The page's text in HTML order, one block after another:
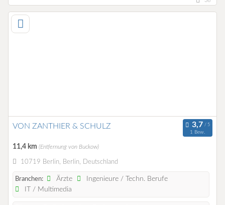
VON ZANTHIER & SCHULZ
1 Bew.
11,4 km (Entfernung von Buckow)
10719 Berlin, Berlin, Deutschland
Branchen: Ärzte
Ingenieure / Techn. Berufe
IT / Multimedia